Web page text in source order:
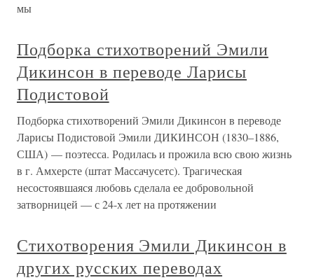
мы
Подборка стихотворений Эмили
Дикинсон в переводе Ларисы
Подистовой
Подборка стихотворений Эмили Дикинсон в переводе
Ларисы Подистовой Эмили ДИКИНСОН (1830–1886,
США) — поэтесса. Родилась и прожила всю свою жизнь
в г. Амхерсте (штат Массачусетс). Трагическая
несостоявшаяся любовь сделала ее добровольной
затворницей — с 24-х лет на протяжении
Стихотворения Эмили Дикинсон в
других русских переводах